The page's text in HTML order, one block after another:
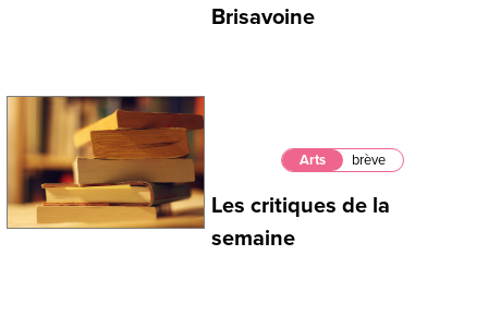
Brisavoine
Arts brève
Les critiques de la
semaine